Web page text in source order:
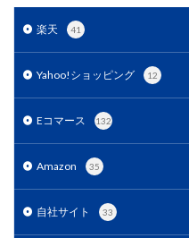
楽天 41
Yahoo!ショッピング 12
Eコマース 132
Amazon 35
自社サイト 33